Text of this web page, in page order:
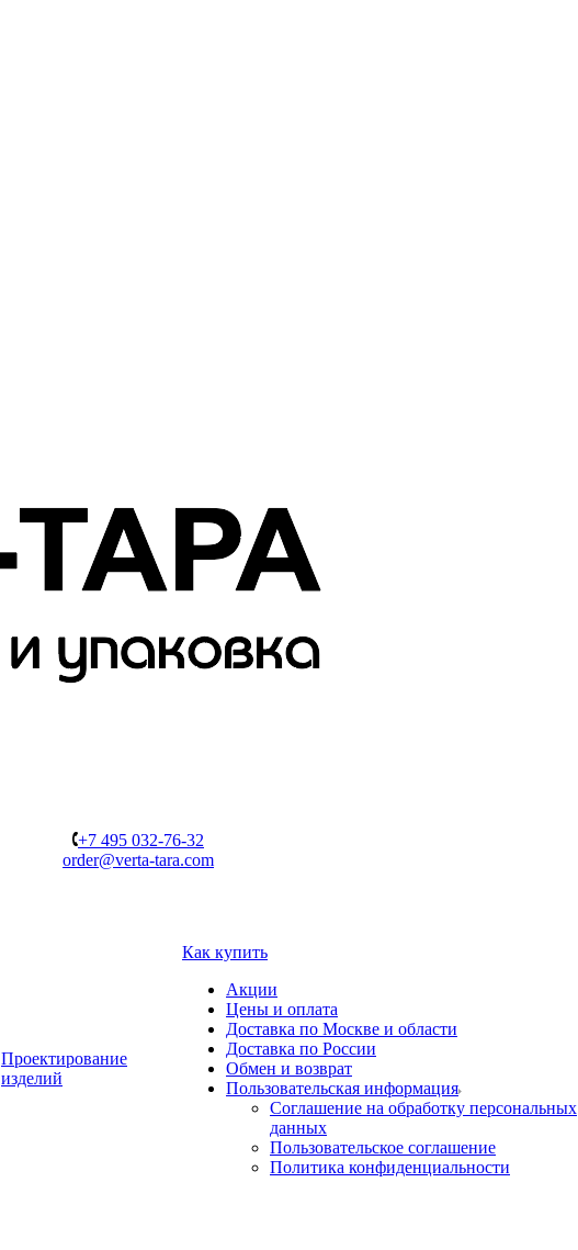
+7 495 032-76-32
order@verta-tara.com
Проектирование
изделий
Как купить
Акции
Цены и оплата
Доставка по Москве и области
Доставка по России
Обмен и возврат
Пользовательская информация
Соглашение на обработку персональных
данных
Пользовательское соглашение
Политика конфиденциальности